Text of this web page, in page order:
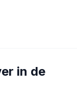
in de